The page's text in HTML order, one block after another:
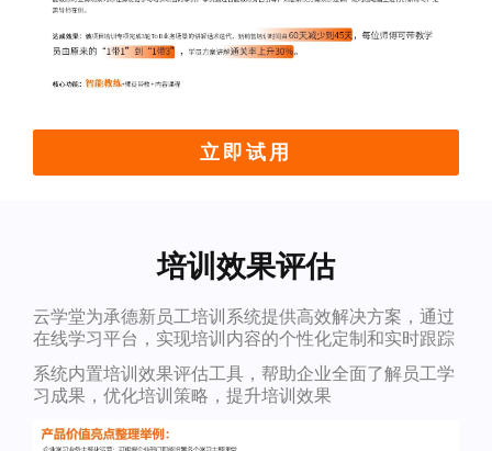
立即试用
培训效果评估
云学堂为承德新员工培训系统提供高效解决方案，通过
在线学习平台，实现培训内容的个性化定制和实时跟踪
系统内置培训效果评估工具，帮助企业全面了解员工学
习成果，优化培训策略，提升培训效果